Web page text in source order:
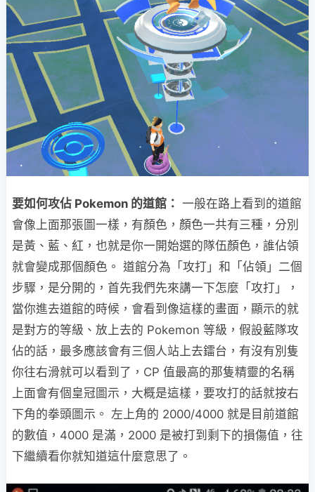
要如何攻佔 Pokemon 的道館： 一般在路上看到的道館
會像上面那張圖一樣，有顏色，顏色一共有三種，分別
是黃、藍、紅，也就是你一開始選的隊伍顏色，誰佔領
就會變成那個顏色。 道館分為「攻打」和「佔領」二個
步驟，是分開的，首先我們先來講一下怎麼「攻打」，
當你進去道館的時候，會看到像這樣的畫面，顯示的就
是對方的等級、放上去的 Pokemon 等級，假設藍隊攻
佔的話，最多應該會有三個人站上去鐳台，有沒有別隻
你往右滑就可以看到了，CP 值最高的那隻精靈的名稱
上面會有個皇冠圖示，大概是這樣，要攻打的話就按右
下角的拳頭圖示。 左上角的 2000/4000 就是目前道館
的數值，4000 是滿，2000 是被打到剩下的損傷值，往
下繼續看你就知道這什麼意思了。